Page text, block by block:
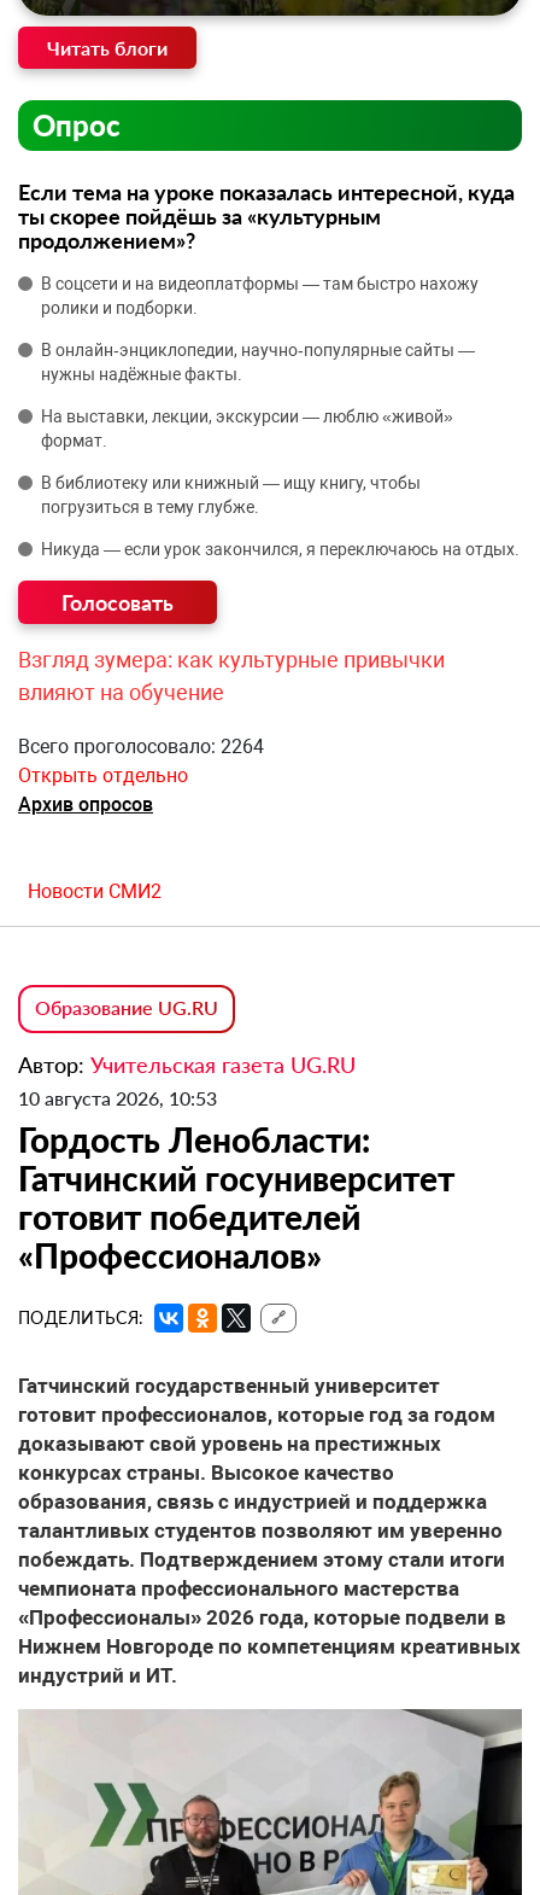
Читать блоги
Опрос
Если тема на уроке показалась интересной, куда
ты скорее пойдёшь за «культурным
продолжением»?
В соцсети и на видеоплатформы — там быстро нахожу
ролики и подборки.
В онлайн‑энциклопедии, научно‑популярные сайты —
нужны надёжные факты.
На выставки, лекции, экскурсии — люблю «живой»
формат.
В библиотеку или книжный — ищу книгу, чтобы
погрузиться в тему глубже.
Никуда — если урок закончился, я переключаюсь на отдых.
Взгляд зумера: как культурные привычки
влияют на обучение
Всего проголосовало: 2264
Открыть отдельно
Архив опросов
Новости СМИ2
Образование UG.RU
Автор: Учительская газета UG.RU
10 августа 2026, 10:53
Гордость Ленобласти:
Гатчинский госуниверситет
готовит победителей
«Профессионалов»
ПОДЕЛИТЬСЯ: 🔗
Гатчинский государственный университет
готовит профессионалов, которые год за годом
доказывают свой уровень на престижных
конкурсах страны. Высокое качество
образования, связь с индустрией и поддержка
талантливых студентов позволяют им уверенно
побеждать. Подтверждением этому стали итоги
чемпионата профессионального мастерства
«Профессионалы» 2026 года, которые подвели в
Нижнем Новгороде по компетенциям креативных
индустрий и ИТ.